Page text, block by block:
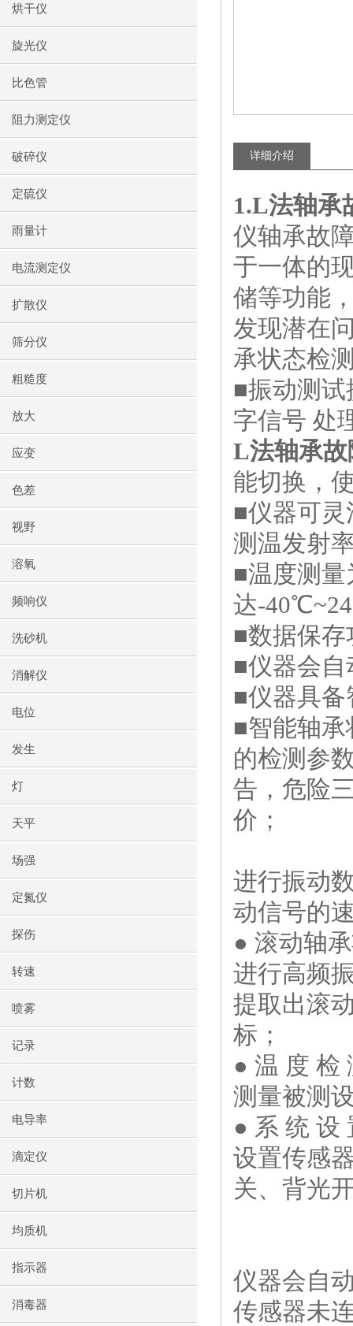
烘干仪
旋光仪
比色管
阻力测定仪
破碎仪
定硫仪
雨量计
电流测定仪
扩散仪
筛分仪
粗糙度
放大
应变
色差
视野
溶氧
频响仪
洗砂机
消解仪
电位
发生
灯
天平
场强
定氮仪
探伤
转速
喷雾
记录
计数
电导率
滴定仪
切片机
均质机
指示器
消毒器
详细介绍
1.L法轴承
仪轴承故
于一体的
储等功能
发现潜在
承状态检
■振动测
字信号 处
L法轴承故
能切换，
■仪器可
测温发射
■温度测
达-40℃
■数据保
■仪器会
■仪器具
■智能轴
的检测参
告，危险
价；
进行振动
动信号的
● 滚动轴
进行高频
提取出滚
标；
● 温 度 检
测量被测
● 系 统 设
设置传感
关、背光
仪器会自
传感器未